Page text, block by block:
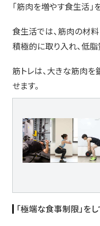
「筋肉を増やす食生活」
食生活では、筋肉の材料
積極的に取り入れ、低脂
筋トレは、大きな筋肉
せます。
「極端な食事制限」を